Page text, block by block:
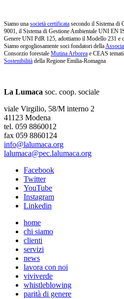
Siamo una società certificata secondo il Sistema di
9001, il Sistema di Gestione Ambientale UNI EN
Genere UNI PdR 125, adottiamo il Modello 231 e
Siamo orgogliosamente soci fondatori della
Consorzio forestale Mutina Arborea e CEAS
Sostenibilità della Regione Emilia-Romagna
La Lumaca soc. coop. sociale
viale Virgilio, 58/M interno 2
41123 Modena
tel. 059 8860012
fax 059 8860124
info@lalumaca.org
lalumaca@pec.lalumaca.org
Facebook
Twitter
YouTube
Instagram
Linkedin
home
chi siamo
clienti
servizi
news
lavora con noi
viviverde
whistleblowing
parità di genere